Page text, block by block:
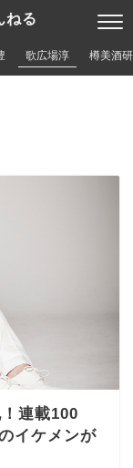
ねる
歌広場淳 樽美酒
連載100
イケメンが